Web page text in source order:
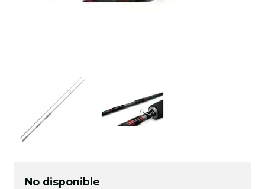
No disponible